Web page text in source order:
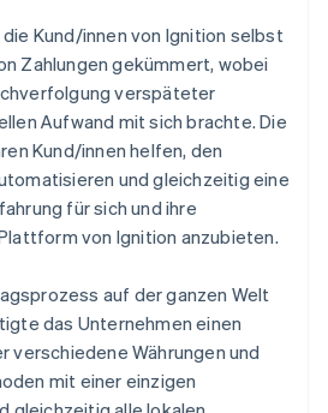
Kund/innen von Ignition selbst
Zahlungen gekümmert, wobei
verspäteter
Aufwand mit sich brachte. Die
Kund/innen helfen, den
und gleichzeitig eine
für sich und ihre
von Ignition anzubieten.
auf der ganzen Welt
das Unternehmen einen
verschiedene Währungen und
mit einer einzigen